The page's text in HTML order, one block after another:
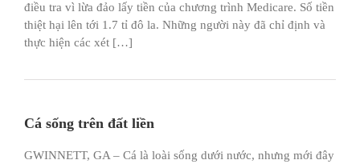
điều tra vì lừa đảo lấy tiền của chương trình Medicare. Số tiền
thiệt hại lên tới 1.7 tỉ đô la. Những người này đã chỉ định và
thực hiện các xét […]
Cá sống trên đất liền
GWINNETT, GA – Cá là loài sống dưới nước, nhưng mới đây